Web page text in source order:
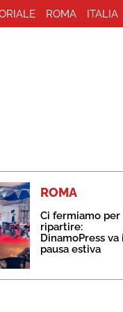
ROMA ITALIA
ROMA
Ci fermiamo per
ripartire:
DinamoPress va
pausa estiva